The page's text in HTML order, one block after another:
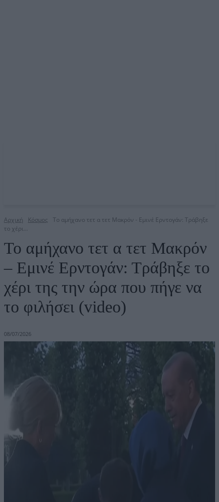
Αρχική Κόσμος
Το αμήχανο τετ α τετ Μακρόν - Εμινέ Ερντογάν: Τράβηξε
το χέρι...
Το αμήχανο τετ α τετ Μακρόν
– Εμινέ Ερντογάν: Τράβηξε το
χέρι της την ώρα που πήγε να
το φιλήσει (video)
08/07/2026